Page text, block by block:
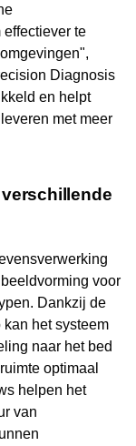
te
Diagnosis
en helpt
met meer
voor
Dankzij de
het systeem
naar het bed
optimaal
helpen het
van